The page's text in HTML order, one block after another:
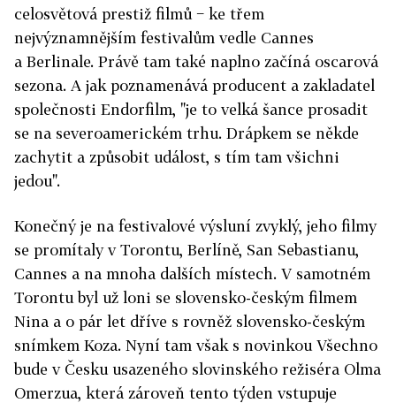
celosvětová prestiž filmů − ke třem
nejvýznamnějším festivalům vedle Cannes
a Berlinale. Právě tam také naplno začíná oscarová
sezona. A jak poznamenává producent a zakladatel
společnosti Endorfilm, "je to velká šance prosadit
se na severoamerickém trhu. Drápkem se někde
zachytit a způsobit událost, s tím tam všichni
jedou".
Konečný je na festivalové výsluní zvyklý, jeho filmy
se promítaly v Torontu, Berlíně, San Sebastianu,
Cannes a na mnoha dalších místech. V samotném
Torontu byl už loni se slovensko-českým filmem
Nina a o pár let dříve s rovněž slovensko-českým
snímkem Koza. Nyní tam však s novinkou Všechno
bude v Česku usazeného slovinského režiséra Olma
Omerzua, která zároveň tento týden vstupuje